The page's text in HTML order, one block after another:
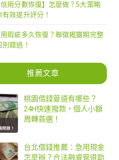
信用分數恢復】怎麼做？5大策略
有效提升評分！
瑕疵多久恢復？聯徵揭露期完整
別錯過！
推薦文章
桃園借錢管道有哪些？
24H快速撥款，個人小額
周轉首選！
台北借錢推薦：急用現金
怎麼辦？合法融資管道助